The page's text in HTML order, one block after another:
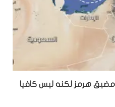
مضيق هرمز لكنه ليس كافيا